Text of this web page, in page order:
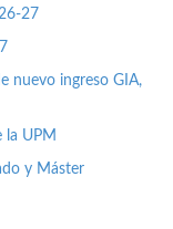
27
nuevo ingreso GIA,
la UPM
y Máster